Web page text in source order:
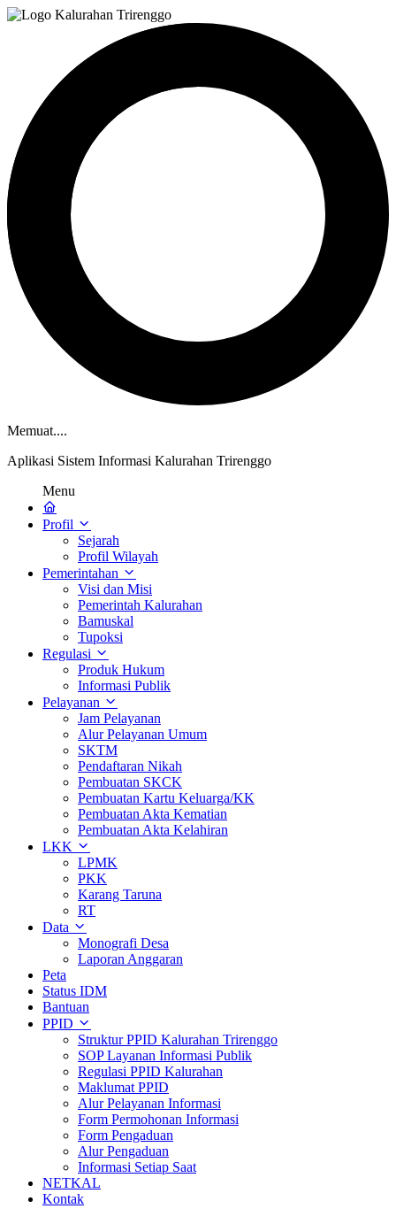
Memuat....
Aplikasi Sistem Informasi Kalurahan Trirenggo
Menu
Profil
Sejarah
Profil Wilayah
Pemerintahan
Visi dan Misi
Pemerintah Kalurahan
Bamuskal
Tupoksi
Regulasi
Produk Hukum
Informasi Publik
Pelayanan
Jam Pelayanan
Alur Pelayanan Umum
SKTM
Pendaftaran Nikah
Pembuatan SKCK
Pembuatan Kartu Keluarga/KK
Pembuatan Akta Kematian
Pembuatan Akta Kelahiran
LKK
LPMK
PKK
Karang Taruna
RT
Data
Monografi Desa
Laporan Anggaran
Peta
Status IDM
Bantuan
PPID
Struktur PPID Kalurahan Trirenggo
SOP Layanan Informasi Publik
Regulasi PPID Kalurahan
Maklumat PPID
Alur Pelayanan Informasi
Form Permohonan Informasi
Form Pengaduan
Alur Pengaduan
Informasi Setiap Saat
NETKAL
Kontak